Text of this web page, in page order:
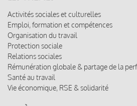
Activités sociales et culturelles
Emploi, formation et compétences
Organisation du travail
Protection sociale
Relations sociales
Rémunération globale & partage de la
Santé au travail
Vie économique, RSE & solidarité